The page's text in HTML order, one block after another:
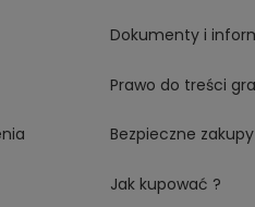
Dokumenty i
Prawo do treści
Bezpieczne zakupy
Jak kupować ?